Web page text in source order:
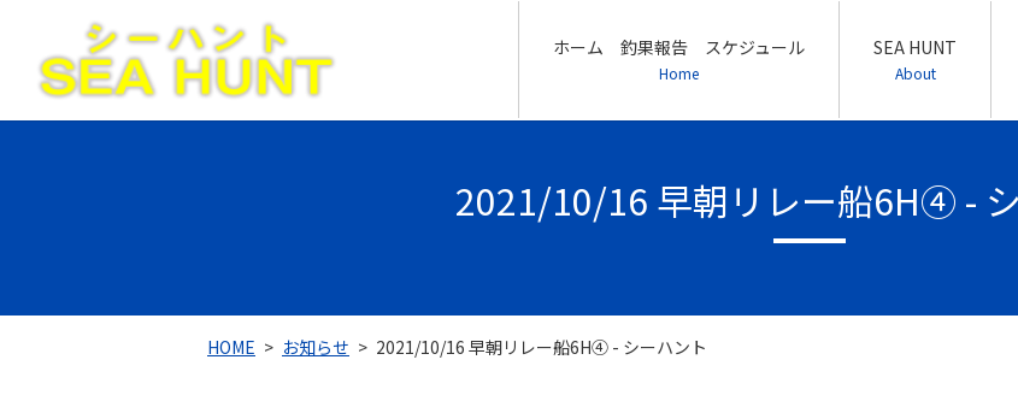
ホーム 釣果報告 スケジュール
Home
SEA HUNT
About
2021/10/16 早朝リレー船6H④ -
HOME お知らせ 2021/10/16 早朝リレー船6H④ - シーハント